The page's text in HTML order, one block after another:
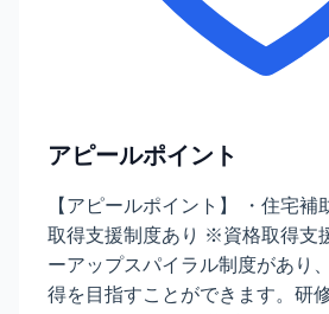
アピールポイント
【アピールポイント】 ・住宅補
取得支援制度あり ※資格取得支
ーアップスパイラル制度があり
得を目指すことができます。研